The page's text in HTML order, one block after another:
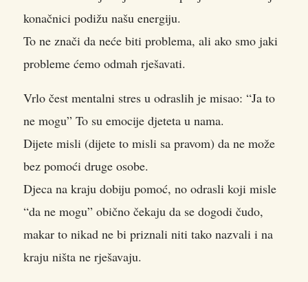
konačnici podižu našu energiju.
To ne znači da neće biti problema, ali ako smo jaki
probleme ćemo odmah rješavati.
Vrlo čest mentalni stres u odraslih je misao: “Ja to
ne mogu” To su emocije djeteta u nama.
Dijete misli (dijete to misli sa pravom) da ne može
bez pomoći druge osobe.
Djeca na kraju dobiju pomoć, no odrasli koji misle
“da ne mogu” obično čekaju da se dogodi čudo,
makar to nikad ne bi priznali niti tako nazvali i na
kraju ništa ne rješavaju.